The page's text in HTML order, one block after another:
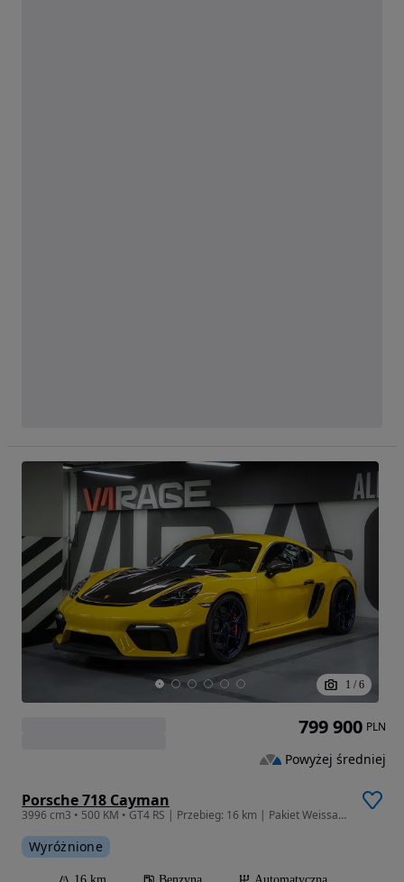
1 / 6
Porsche 718 Cayman
3996 cm3 • 500 KM • GT4 RS | Przebieg: 16 km | Pakiet Weissach | Salon PL | FV23%
Wyróżnione
799 900 PLN
Powyżej średniej